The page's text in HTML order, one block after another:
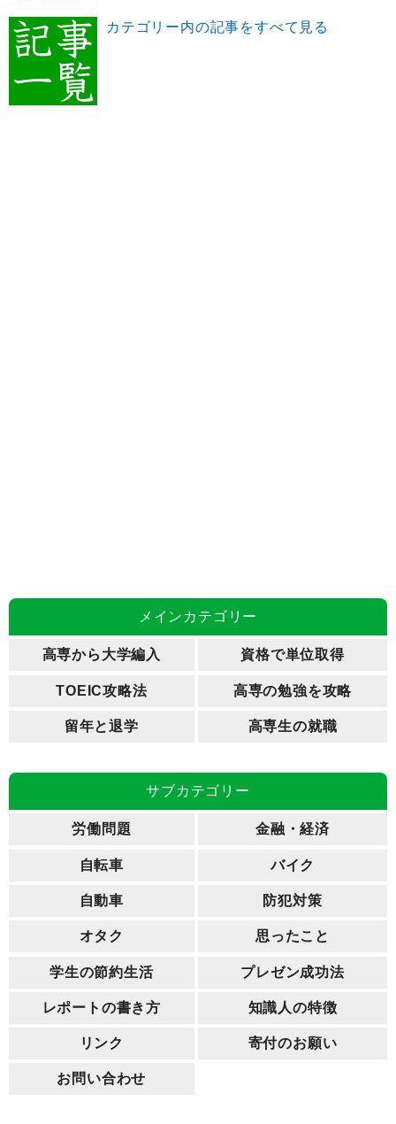
カテゴリー内の記事をすべて見る
メインカテゴリー
高専から大学編入 資格で単位取得
TOEIC攻略法 高専の勉強を攻略
留年と退学 高専生の就職
サブカテゴリー
労働問題 金融・経済
自転車 バイク
自動車 防犯対策
オタク 思ったこと
学生の節約生活 プレゼン成功法
レポートの書き方 知識人の特徴
リンク 寄付のお願い
お問い合わせ